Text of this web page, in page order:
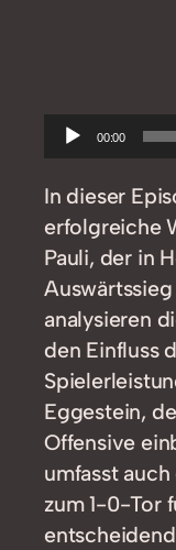
Audio-
Player
00:00
In dieser
erfolgreiche
Pauli, der in
analysieren
den Einfluss
Eggestein,
Offensive
umfasst
zum 1-0-Tor